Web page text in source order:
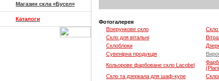
Магазин скла «Бусел»
Каталоги
Фотогалерея
Візерункове скло
Скло
Скло для вітальні
Склоблоки
Сувенірна продукція
Кольорове фарбоване скло Lacobel
Скло та дзеркала для шаф-купе